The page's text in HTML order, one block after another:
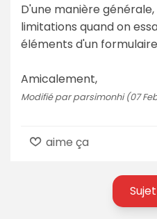
D'une manière
limitations quand on
éléments d'un
Amicalement,
Modifié par parsimonhi (07
aime ça